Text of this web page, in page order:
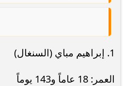
1. إبراهيم مباي (السنغال)
العمر: 18 عاماً و143 يوماً